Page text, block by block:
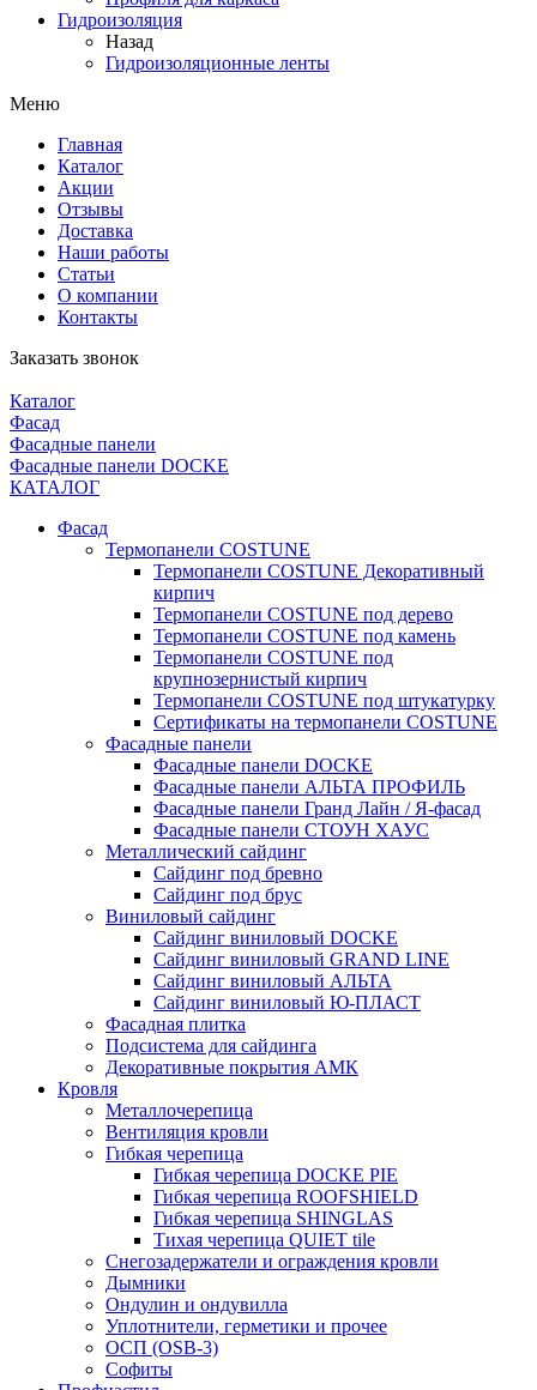
Гидроизоляция
Назад
Гидроизоляционные ленты
Меню
Главная
Каталог
Акции
Отзывы
Доставка
Наши работы
Статьи
О компании
Контакты
Заказать звонок
Каталог
Фасад
Фасадные панели
Фасадные панели DOCKE
КАТАЛОГ
Фасад
Термопанели COSTUNE
Термопанели COSTUNE Декоративный
кирпич
Термопанели COSTUNE под дерево
Термопанели COSTUNE под камень
Термопанели COSTUNE под
крупнозернистый кирпич
Термопанели COSTUNE под штукатурку
Сертификаты на термопанели COSTUNE
Фасадные панели
Фасадные панели DOCKE
Фасадные панели АЛЬТА ПРОФИЛЬ
Фасадные панели Гранд Лайн / Я-фасад
Фасадные панели СТОУН ХАУС
Металлический сайдинг
Сайдинг под бревно
Сайдинг под брус
Виниловый сайдинг
Сайдинг виниловый DOCKE
Сайдинг виниловый GRAND LINE
Сайдинг виниловый АЛЬТА
Сайдинг виниловый Ю-ПЛАСТ
Фасадная плитка
Подсистема для сайдинга
Декоративные покрытия АМК
Кровля
Металлочерепица
Вентиляция кровли
Гибкая черепица
Гибкая черепица DOCKE PIE
Гибкая черепица ROOFSHIELD
Гибкая черепица SHINGLAS
Тихая черепица QUIET tile
Снегозадержатели и ограждения кровли
Дымники
Ондулин и ондувилла
Уплотнители, герметики и прочее
ОСП (OSB-3)
Софиты